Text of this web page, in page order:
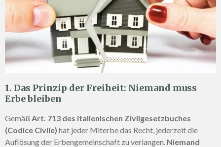
1. Das Prinzip der Freiheit: Niemand muss
Erbe bleiben
Gemäß Art. 713 des italienischen Zivilgesetzbuches
(Codice Civile) hat jeder Miterbe das Recht, jederzeit die
Auflösung der Erbengemeinschaft zu verlangen. Niemand